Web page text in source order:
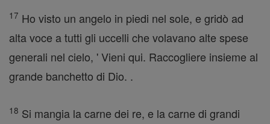
17 Ho visto un angelo in piedi nel sole, e gridò ad
alta voce a tutti gli uccelli che volavano alte spese
generali nel cielo, ' Vieni qui. Raccogliere insieme al
grande banchetto di Dio. .
18 Si mangia la carne dei re, e la carne di grandi